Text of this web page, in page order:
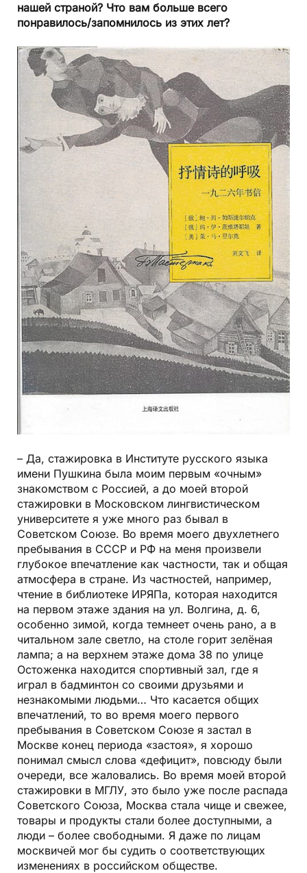
нашей страной? Что вам больше всего
понравилось/запомнилось из этих лет?
– Да, стажировка в Институте русского языка
имени Пушкина была моим первым «очным»
знакомством с Россией, а до моей второй
стажировки в Московском лингвистическом
университете я уже много раз бывал в
Советском Союзе. Во время моего двухлетнего
пребывания в СССР и РФ на меня произвели
глубокое впечатление как частности, так и общая
атмосфера в стране. Из частностей, например,
чтение в библиотеке ИРЯПа, которая находится
на первом этаже здания на ул. Волгина, д. 6,
особенно зимой, когда темнеет очень рано, а в
читальном зале светло, на столе горит зелёная
лампа; а на верхнем этаже дома 38 по улице
Остоженка находится спортивный зал, где я
играл в бадминтон со своими друзьями и
незнакомыми людьми… Что касается общих
впечатлений, то во время моего первого
пребывания в Советском Союзе я застал в
Москве конец периода «застоя», я хорошо
понимал смысл слова «дефицит», повсюду были
очереди, все жаловались. Во время моей второй
стажировки в МГЛУ, это было уже после распада
Советского Союза, Москва стала чище и свежее,
товары и продукты стали более доступными, а
люди – более свободными. Я даже по лицам
москвичей мог бы судить о соответствующих
изменениях в российском обществе.